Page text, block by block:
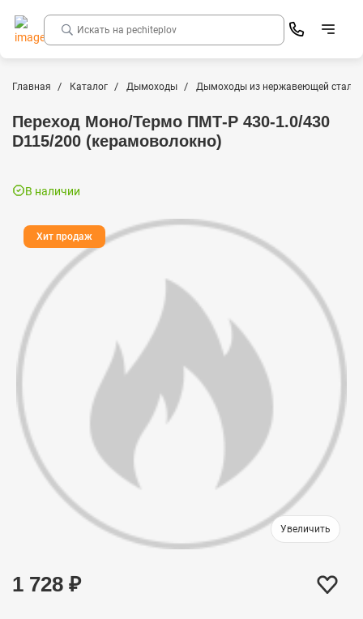
Главная Каталог Дымоходы Дымоходы из нержавеющей стали
Переход Моно/Термо ПМТ-Р 430-1.0/430
D115/200 (керамоволокно)
В наличии
Хит продаж
1 728 ₽